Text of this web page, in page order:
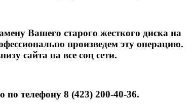
Вашего старого жесткого диска на
произведем эту операцию.
сайта на все соц сети.
телефону 8 (423) 200-40-36.